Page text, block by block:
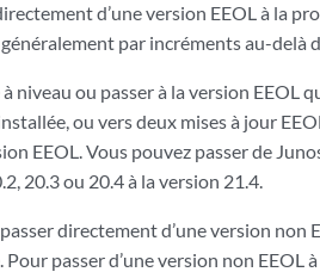
d’une version EEOL à la
par incréments au-delà
niveau ou passer à la version EEOL
ou vers deux mises à jour
EEOL. Vous pouvez passer de
20.3 ou 20.4 à la version 21.4.
directement d’une version non
Pour passer d’une version non